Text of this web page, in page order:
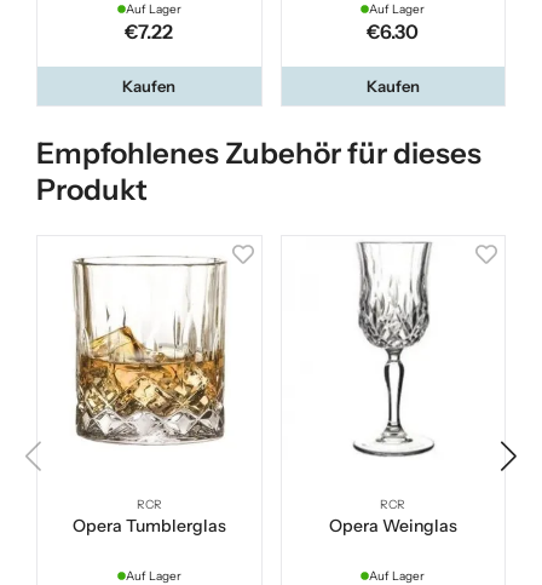
Auf Lager
€7.22
Kaufen
Auf Lager
€6.30
Kaufen
Empfohlenes Zubehör für dieses
Produkt
RCR
Opera Tumblerglas
Auf Lager
RCR
Opera Weinglas
Auf Lager